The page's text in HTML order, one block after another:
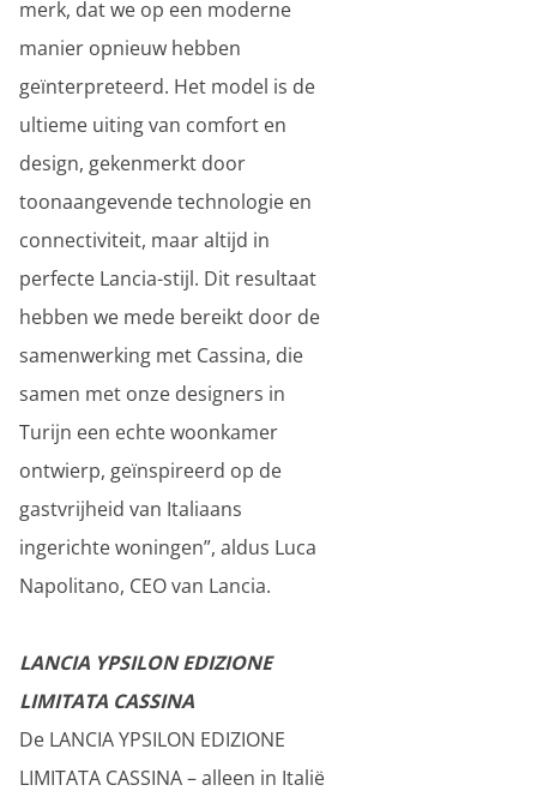
merk, dat we op een moderne
manier opnieuw hebben
geïnterpreteerd. Het model is de
ultieme uiting van comfort en
design, gekenmerkt door
toonaangevende technologie en
connectiviteit, maar altijd in
perfecte Lancia-stijl. Dit resultaat
hebben we mede bereikt door de
samenwerking met Cassina, die
samen met onze designers in
Turijn een echte woonkamer
ontwierp, geïnspireerd op de
gastvrijheid van Italiaans
ingerichte woningen”, aldus Luca
Napolitano, CEO van Lancia.
LANCIA YPSILON EDIZIONE
LIMITATA CASSINA
De LANCIA YPSILON EDIZIONE
LIMITATA CASSINA – alleen in Italië